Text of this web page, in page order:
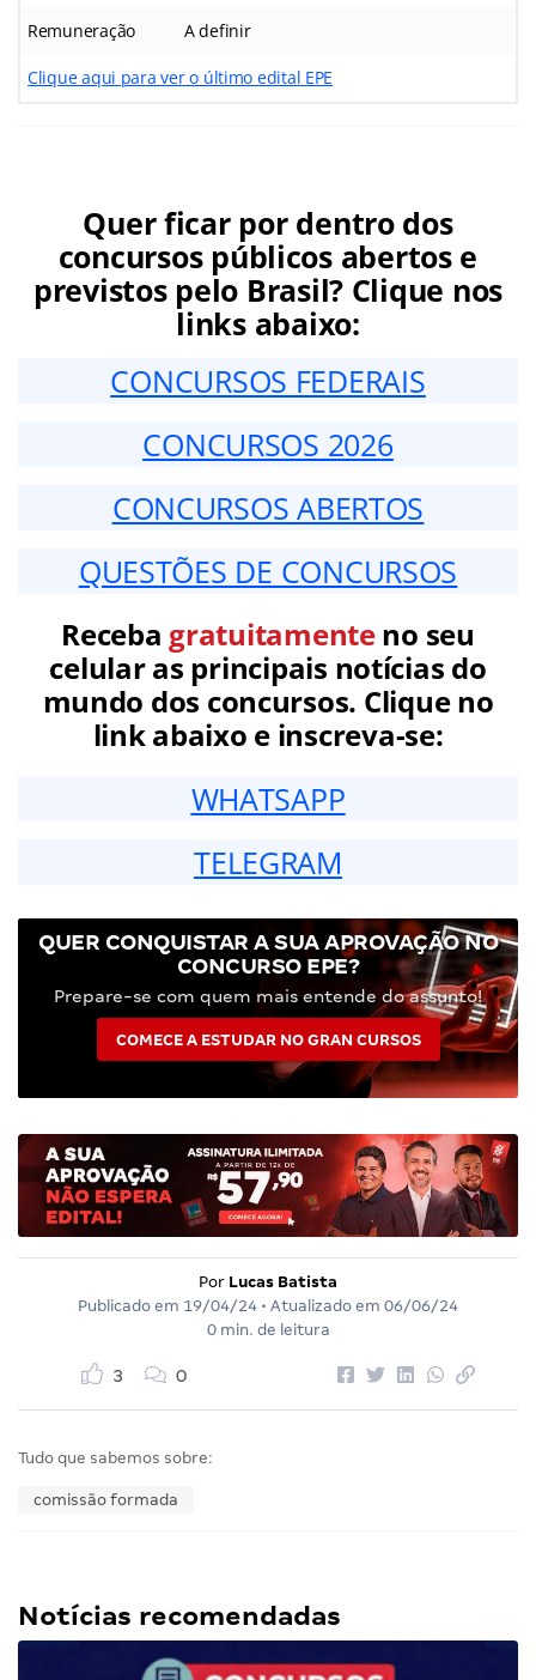
Remuneração A definir
Clique aqui para ver o último edital EPE
Quer ficar por dentro dos
concursos públicos abertos e
previstos pelo Brasil? Clique nos
links abaixo:
CONCURSOS FEDERAIS
CONCURSOS 2026
CONCURSOS ABERTOS
QUESTÕES DE CONCURSOS
Receba gratuitamenteno seu
celular as principais notícias do
mundo dos concursos. Clique no
link abaixo e inscreva-se:
WHATSAPP
TELEGRAM
QUER CONQUISTAR A SUA APROVAÇÃO NO
CONCURSO EPE?
Prepare-se com quem mais entende do assunto!
COMECE A ESTUDAR NO GRAN CURSOS
Por Lucas Batista
Publicado em 19/04/24 • Atualizado em 06/06/24
0 min. de leitura
3 0
Tudo que sabemos sobre:
comissão formada
Notícias recomendadas